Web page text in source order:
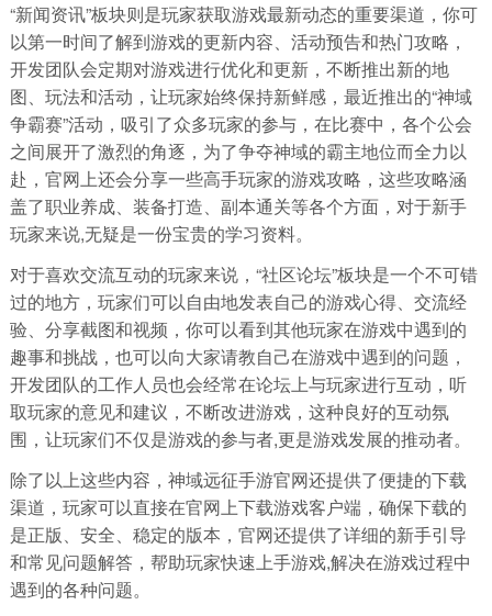
“新闻资讯”板块则是玩家获取游戏最新动态的重要渠道，你可
以第一时间了解到游戏的更新内容、活动预告和热门攻略，
开发团队会定期对游戏进行优化和更新，不断推出新的地
图、玩法和活动，让玩家始终保持新鲜感，最近推出的“神域
争霸赛”活动，吸引了众多玩家的参与，在比赛中，各个公会
之间展开了激烈的角逐，为了争夺神域的霸主地位而全力以
赴，官网上还会分享一些高手玩家的游戏攻略，这些攻略涵
盖了职业养成、装备打造、副本通关等各个方面，对于新手
玩家来说,无疑是一份宝贵的学习资料。
对于喜欢交流互动的玩家来说，“社区论坛”板块是一个不可错
过的地方，玩家们可以自由地发表自己的游戏心得、交流经
验、分享截图和视频，你可以看到其他玩家在游戏中遇到的
趣事和挑战，也可以向大家请教自己在游戏中遇到的问题，
开发团队的工作人员也会经常在论坛上与玩家进行互动，听
取玩家的意见和建议，不断改进游戏，这种良好的互动氛
围，让玩家们不仅是游戏的参与者,更是游戏发展的推动者。
除了以上这些内容，神域远征手游官网还提供了便捷的下载
渠道，玩家可以直接在官网上下载游戏客户端，确保下载的
是正版、安全、稳定的版本，官网还提供了详细的新手引导
和常见问题解答，帮助玩家快速上手游戏,解决在游戏过程中
遇到的各种问题。